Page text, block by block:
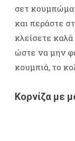
σετ
και περάστε
κλείσετε
ώστε να μην
κουμπιά, το
Κορνίζα με